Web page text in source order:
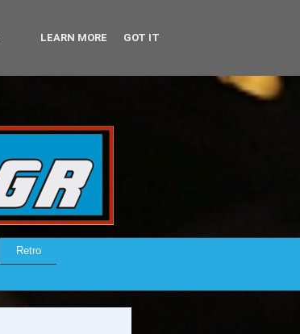
Retro
LEARN MORE GOT IT